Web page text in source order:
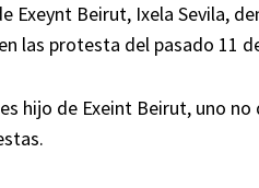
Exeynt Beirut, Ixela Sevila,
las protesta del pasado 11
hijo de Exeint Beirut, uno